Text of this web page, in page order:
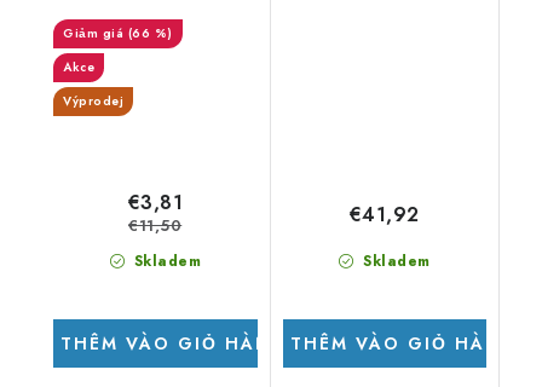
prášek - DMS 2/26
(66 %)
Akce
Výprodej
Skladem
€3,81
€11,50
THÊM VÀO GIỎ HÀNG
Skladem
€41,92
THÊM VÀO GIỎ HÀNG